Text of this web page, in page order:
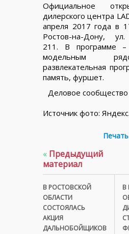
Официальное
дилерского центра
апреля 2017 года в
Ростов-на-Дону, ул.
211. В программе –
модельным
развлекательная
память, фуршет.
Деловое
Источник фото:
Печать
« Предыдущий
материал
В РОСТОВСКОЙ
ОБЛАСТИ
СОСТОЯЛАСЬ
АКЦИЯ
ДАЛЬНОБОЙЩИКОВ
В